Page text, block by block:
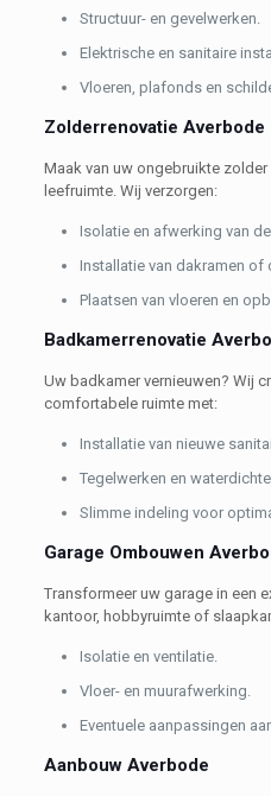
Structuur- en gevelwerken.
Elektrische en sanitaire
Vloeren, plafonds en
Zolderrenovatie Averbode
Maak van uw ongebruikte
leefruimte. Wij verzorgen:
Isolatie en afwerking van
Installatie van dakramen of
Plaatsen van vloeren en
Badkamerrenovatie
Uw badkamer vernieuwen? Wij
comfortabele ruimte met:
Installatie van nieuwe
Tegelwerken en
Slimme indeling voor
Garage Ombouwen
Transformeer uw garage in een
kantoor, hobbyruimte of
Isolatie en ventilatie.
Vloer- en muurafwerking.
Eventuele aanpassingen
Aanbouw Averbode